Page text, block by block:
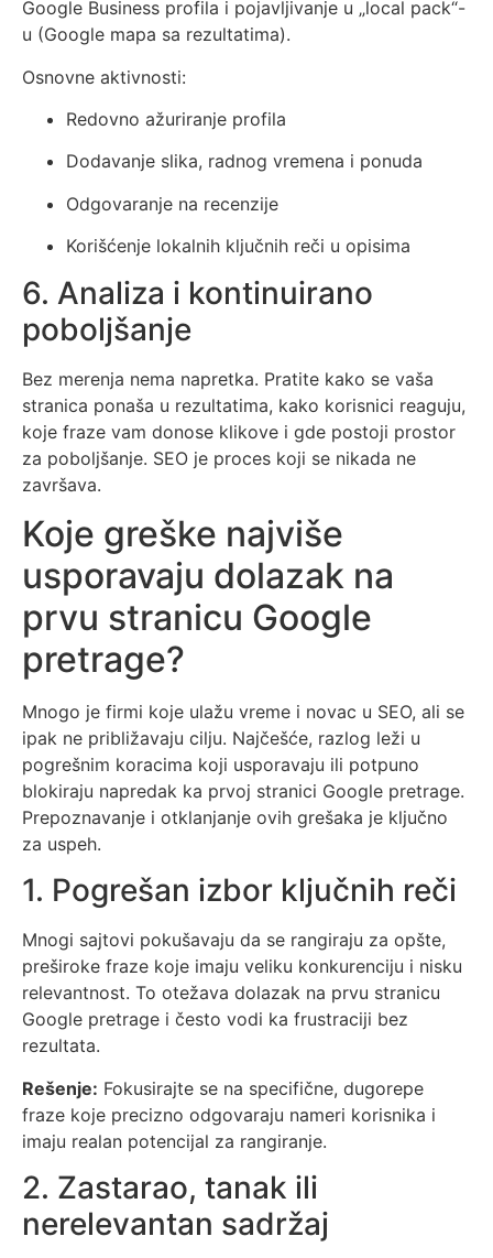
Google Business profila i pojavljivanje u „local pack“-
u (Google mapa sa rezultatima).
Osnovne aktivnosti:
Redovno ažuriranje profila
Dodavanje slika, radnog vremena i ponuda
Odgovaranje na recenzije
Korišćenje lokalnih ključnih reči u opisima
6. Analiza i kontinuirano
poboljšanje
Bez merenja nema napretka. Pratite kako se vaša
stranica ponaša u rezultatima, kako korisnici reaguju,
koje fraze vam donose klikove i gde postoji prostor
za poboljšanje. SEO je proces koji se nikada ne
završava.
Koje greške najviše
usporavaju dolazak na
prvu stranicu Google
pretrage?
Mnogo je firmi koje ulažu vreme i novac u SEO, ali se
ipak ne približavaju cilju. Najčešće, razlog leži u
pogrešnim koracima koji usporavaju ili potpuno
blokiraju napredak ka prvoj stranici Google pretrage.
Prepoznavanje i otklanjanje ovih grešaka je ključno
za uspeh.
1. Pogrešan izbor ključnih reči
Mnogi sajtovi pokušavaju da se rangiraju za opšte,
preširoke fraze koje imaju veliku konkurenciju i nisku
relevantnost. To otežava dolazak na prvu stranicu
Google pretrage i često vodi ka frustraciji bez
rezultata.
Rešenje: Fokusirajte se na specifične, dugorepe
fraze koje precizno odgovaraju nameri korisnika i
imaju realan potencijal za rangiranje.
2. Zastarao, tanak ili
nerelevantan sadržaj